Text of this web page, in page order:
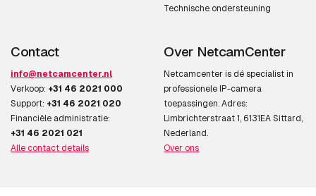
Technische ondersteuning
Contact
info@netcamcenter.nl
Verkoop: +31 46 2021 000
Support: +31 46 2021 020
Financiële administratie:
+31 46 2021 021
Alle contact details
Over NetcamCenter
Netcamcenter is dé specialist in
professionele IP-camera
toepassingen. Adres:
Limbrichterstraat 1, 6131EA Sittard,
Nederland.
Over ons